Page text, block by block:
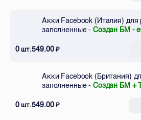
Акки Facebook (Италия)
заполненные -Создан БМ -
0шт.549.00₽
Акки Facebook (Британия)
заполненные -Создан БМ +
0шт.549.00₽